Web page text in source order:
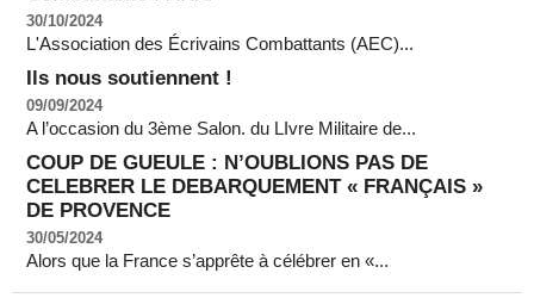
30/10/2024
L'Association des Écrivains Combattants (AEC)...
Ils nous soutiennent !
09/09/2024
A l’occasion du 3ème Salon. du LIvre Militaire de...
COUP DE GUEULE : N’OUBLIONS PAS DE
CELEBRER LE DEBARQUEMENT « FRANÇAIS »
DE PROVENCE
30/05/2024
Alors que la France s’apprête à célébrer en «...